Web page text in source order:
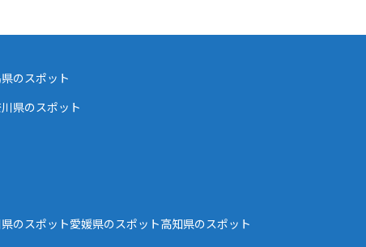
のスポット
県のスポット
のスポット愛媛県のスポット高知県のスポット